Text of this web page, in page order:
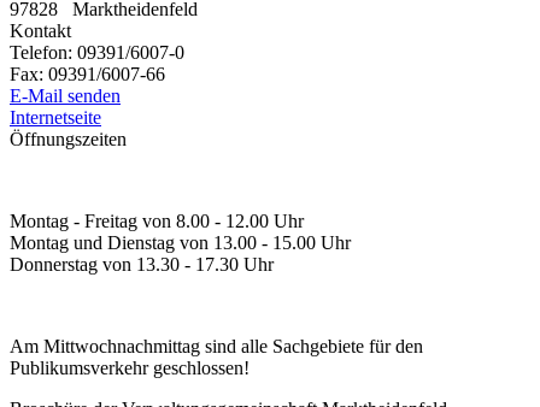
97828
Marktheidenfeld
Kontakt
Telefon: 09391/6007-0
Fax: 09391/6007-66
E-Mail senden
Internetseite
Öffnungszeiten
Montag - Freitag von 8.00 - 12.00 Uhr
Montag und Dienstag von 13.00 - 15.00 Uhr
Donnerstag von 13.30 - 17.30 Uhr
Am Mittwochnachmittag sind alle Sachgebiete für den
Publikumsverkehr geschlossen!